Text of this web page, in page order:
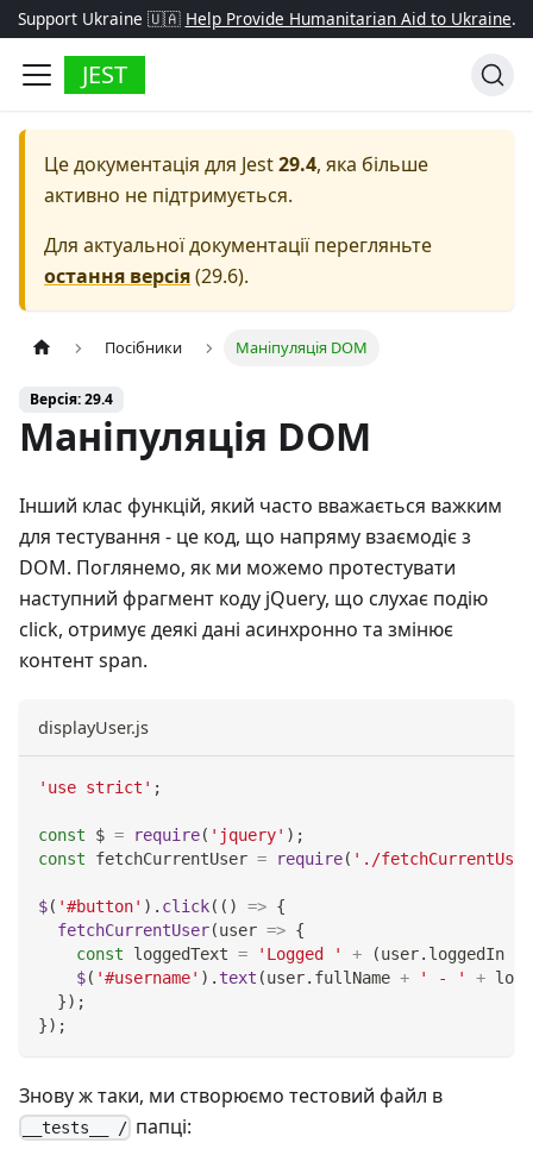
Support Ukraine 🇺🇦 Help Provide Humanitarian Aid to Ukraine.
JEST
Це документація для Jest29.4, яка більше
активно не підтримується.
Для актуальної документації перегляньте
остання версія(29.6).
Посібники Маніпуляція DOM
Версія: 29.4
Маніпуляція DOM
Інший клас функцій, який часто вважається важким
для тестування - це код, що напряму взаємодіє з
DOM. Поглянемо, як ми можемо протестувати
наступний фрагмент коду jQuery, що слухає подію
click, отримує деякі дані асинхронно та змінює
контент span.
displayUser.js
'use strict' ;
const $ = require( 'jquery' ) ;
const fetchCurrentUser = require( './
$( '#button' ) . click( ( ) => {
fetchCurrentUser(user => {
const loggedText = 'Logged ' + (user. loggedIn
$( '#username' ) . text (user. fullName + ' - ' +
}) ;
}) ;
Знову ж таки, ми створюємо тестовий файл в
__tests__ / папці: